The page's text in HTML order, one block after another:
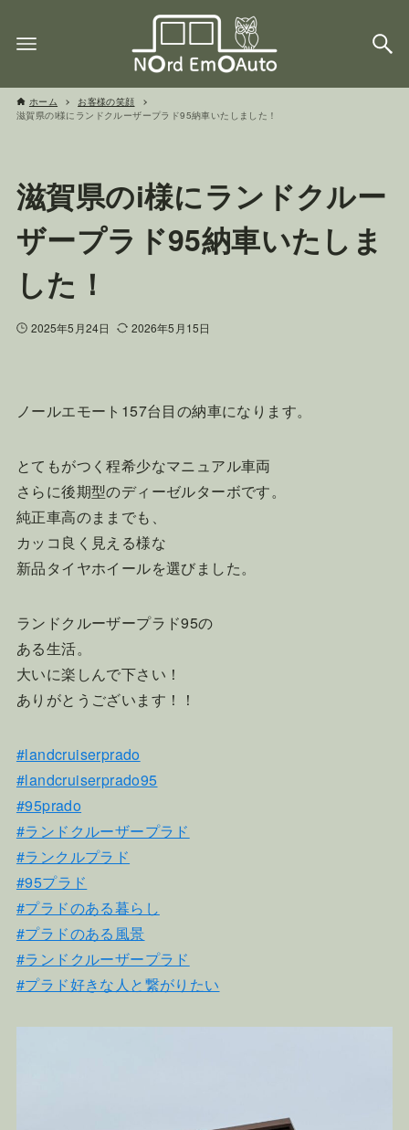
ホーム
お客様の笑顔
滋賀県のi様にランドクルーザープラド95納車いたしました！
滋賀県のi様にランドクルー
ザープラド95納車いたしま
した！
2025年5月24日 2026年5月15日
ノールエモート157台目の納車になります。
とてもがつく程希少なマニュアル車両
さらに後期型のディーゼルターボです。
純正車高のままでも、
カッコ良く見える様な
新品タイヤホイールを選びました。
ランドクルーザープラド95の
ある生活。
大いに楽しんで下さい！
ありがとうございます！！
#landcruiserprado
#landcruiserprado95
#95prado
#ランドクルーザープラド
#ランクルプラド
#95プラド
#プラドのある暮らし
#プラドのある風景
#ランドクルーザープラド
#プラド好きな人と繋がりたい